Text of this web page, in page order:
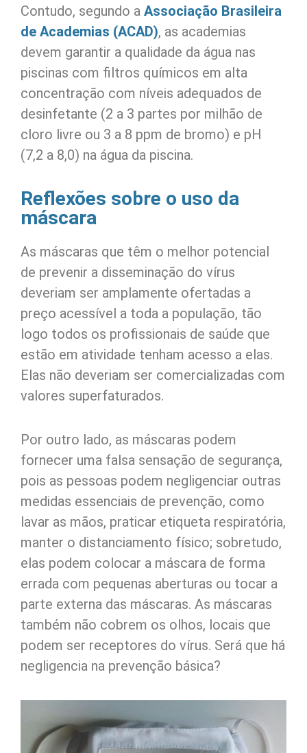
Contudo, segundo a Associação Brasileira
de Academias (ACAD), as academias
devem garantir a qualidade da água nas
piscinas com filtros químicos em alta
concentração com níveis adequados de
desinfetante (2 a 3 partes por milhão de
cloro livre ou 3 a 8 ppm de bromo) e pH
(7,2 a 8,0) na água da piscina.
Reflexões sobre o uso da
máscara
As máscaras que têm o melhor potencial
de prevenir a disseminação do vírus
deveriam ser amplamente ofertadas a
preço acessível a toda a população, tão
logo todos os profissionais de saúde que
estão em atividade tenham acesso a elas.
Elas não deveriam ser comercializadas com
valores superfaturados.
Por outro lado, as máscaras podem
fornecer uma falsa sensação de segurança,
pois as pessoas podem negligenciar outras
medidas essenciais de prevenção, como
lavar as mãos, praticar etiqueta respiratória,
manter o distanciamento físico; sobretudo,
elas podem colocar a máscara de forma
errada com pequenas aberturas ou tocar a
parte externa das máscaras. As máscaras
também não cobrem os olhos, locais que
podem ser receptores do vírus. Será que há
negligencia na prevenção básica?